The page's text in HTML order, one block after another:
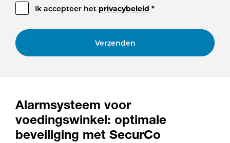
Ik accepteer het privacybeleid *
Verzenden
Alarmsysteem voor
voedingswinkel: optimale
beveiliging met SecurCo